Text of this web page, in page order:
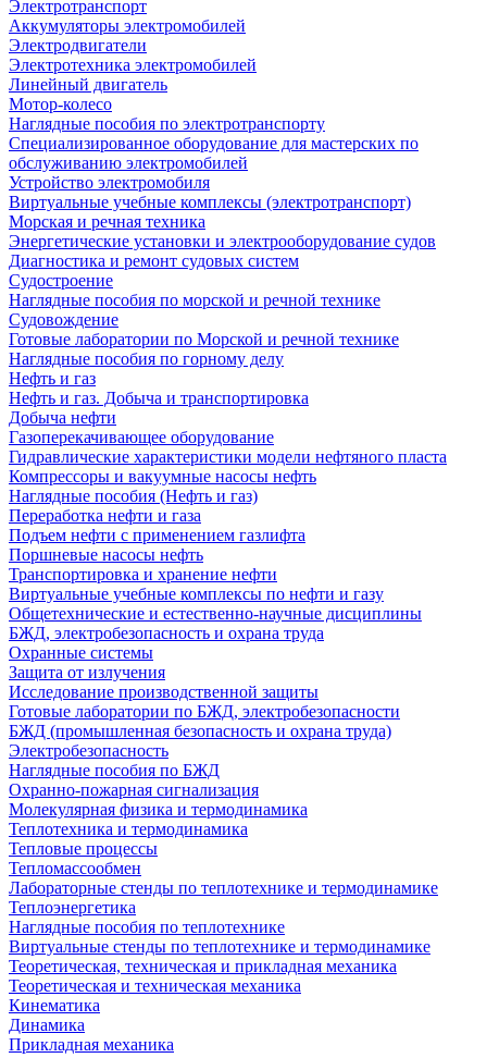
Электротранспорт
Аккумуляторы электромобилей
Электродвигатели
Электротехника электромобилей
Линейный двигатель
Мотор-колесо
Наглядные пособия по электротранспорту
Специализированное оборудование для мастерских по
обслуживанию электромобилей
Устройство электромобиля
Виртуальные учебные комплексы (электротранспорт)
Морская и речная техника
Энергетические установки и электрооборудование судов
Диагностика и ремонт судовых систем
Судостроение
Наглядные пособия по морской и речной технике
Судовождение
Готовые лаборатории по Морской и речной технике
Наглядные пособия по горному делу
Нефть и газ
Нефть и газ. Добыча и транспортировка
Добыча нефти
Газоперекачивающее оборудование
Гидравлические характеристики модели нефтяного пласта
Компрессоры и вакуумные насосы нефть
Наглядные пособия (Нефть и газ)
Переработка нефти и газа
Подъем нефти с применением газлифта
Поршневые насосы нефть
Транспортировка и хранение нефти
Виртуальные учебные комплексы по нефти и газу
Общетехнические и естественно-научные дисциплины
БЖД, электробезопасность и охрана труда
Охранные системы
Защита от излучения
Исследование производственной защиты
Готовые лаборатории по БЖД, электробезопасности
БЖД (промышленная безопасность и охрана труда)
Электробезопасность
Наглядные пособия по БЖД
Охранно-пожарная сигнализация
Молекулярная физика и термодинамика
Теплотехника и термодинамика
Тепловые процессы
Тепломассообмен
Лабораторные стенды по теплотехнике и термодинамике
Теплоэнергетика
Наглядные пособия по теплотехнике
Виртуальные стенды по теплотехнике и термодинамике
Теоретическая, техническая и прикладная механика
Теоретическая и техническая механика
Кинематика
Динамика
Прикладная механика